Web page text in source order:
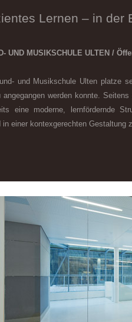
Lernen – in der
UND MUSIKSCHULE ULTEN /
und Musikschule Ulten platze
angegangen werden konnte.
eine moderne, lernfördernde
in einer kontexgerechten Gestaltung